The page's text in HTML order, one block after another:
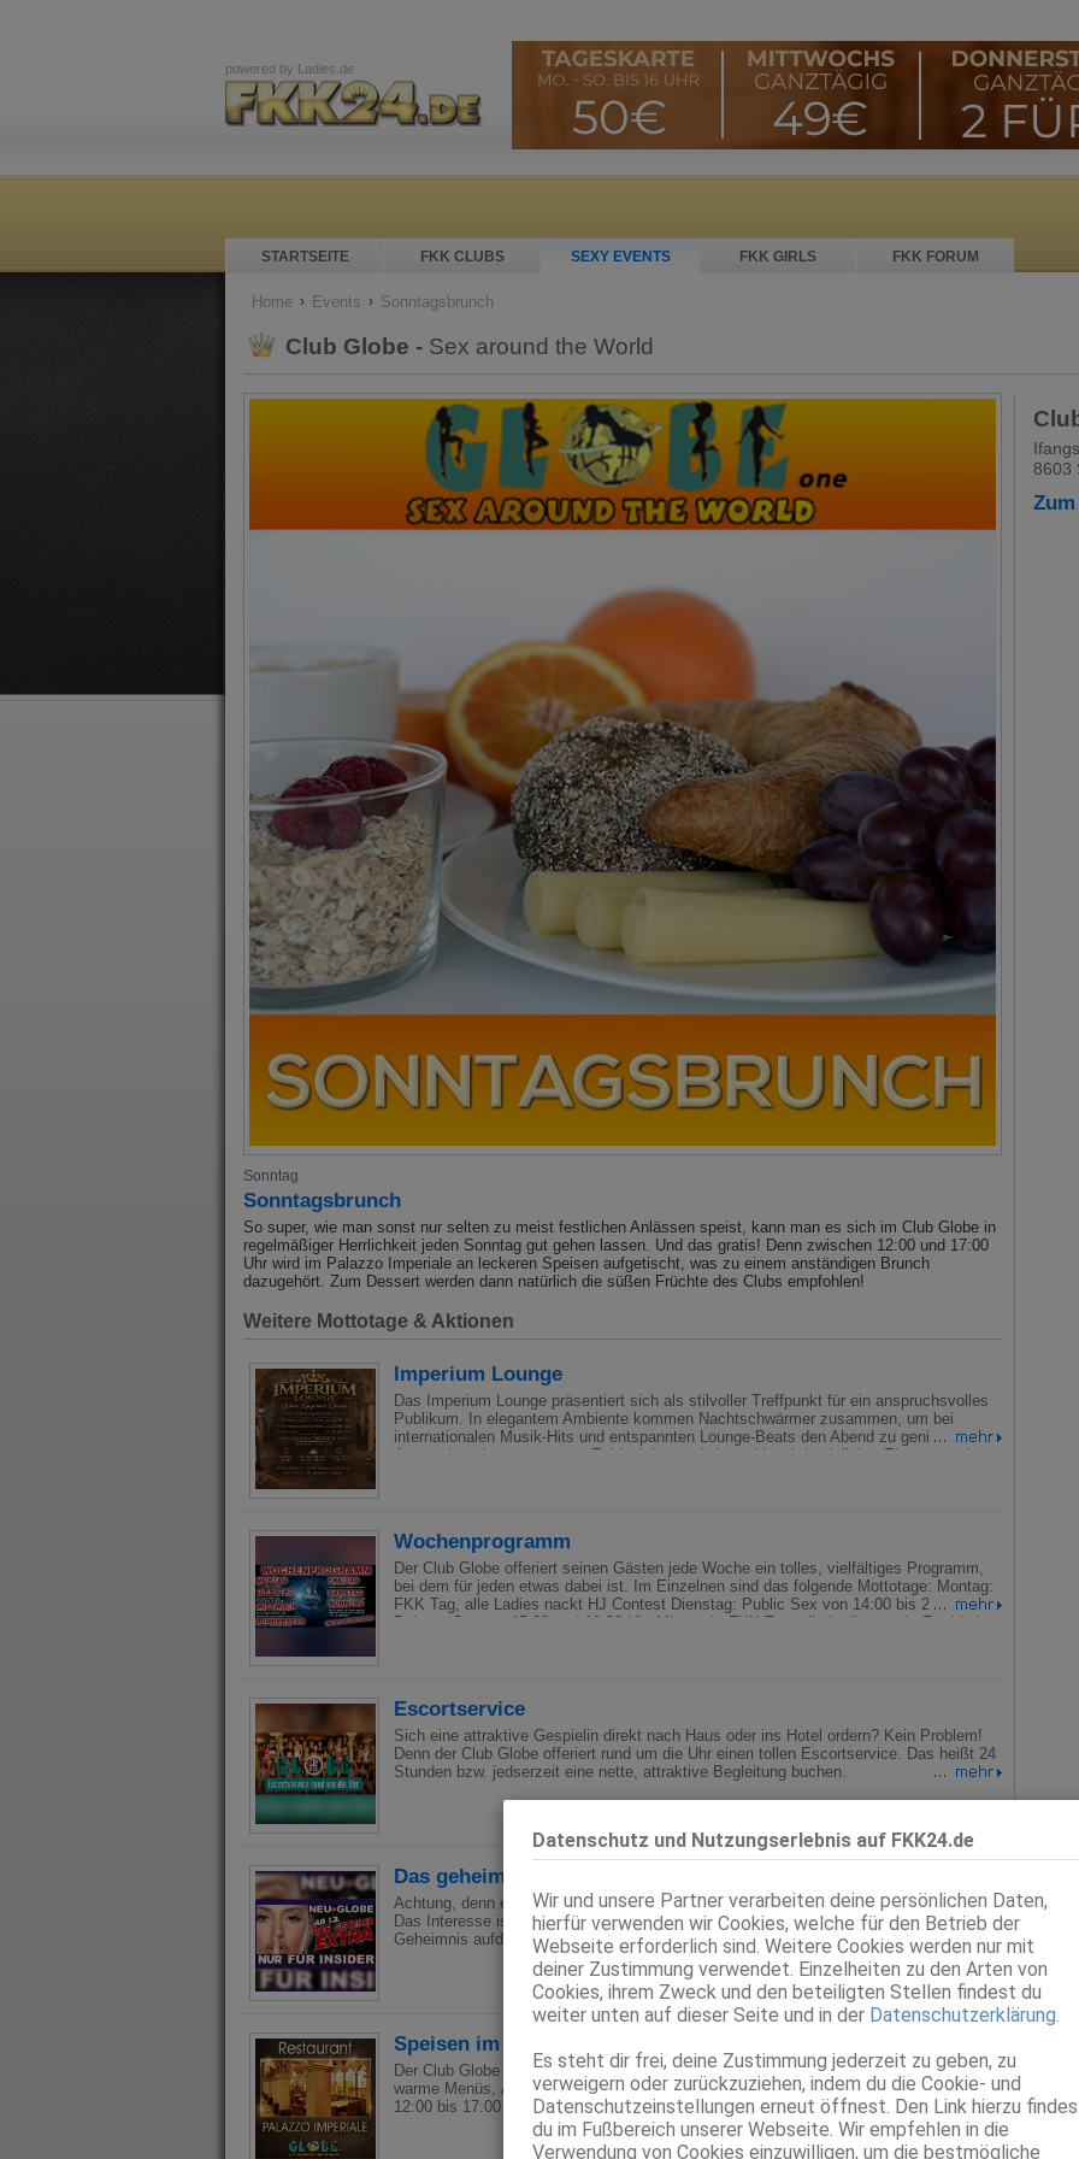
Datenschutz und Nutzungserlebnis auf FKK24.de
Wir und unsere Partner verarbeiten deine persönlichen Daten,
hierfür verwenden wir Cookies, welche für den Betrieb der
Webseite erforderlich sind. Weitere Cookies werden nur mit
deiner Zustimmung verwendet. Einzelheiten zu den Arten von
Cookies, ihrem Zweck und den beteiligten Stellen findest du
weiter unten auf dieser Seite und in der Datenschutzerklärung.
Es steht dir frei, deine Zustimmung jederzeit zu geben, zu
verweigern oder zurückzuziehen, indem du die Cookie- und
Datenschutzeinstellungen erneut öffnest. Den Link hierzu
du im Fußbereich unserer Webseite. Wir empfehlen in die
Verwendung von Cookies einzuwilligen, um die bestmögliche
powered by Ladies.de
STARTSEITE FKK CLUBS SEXY EVENTS FKK GIRLS FKK FORUM
Home Events Sonntagsbrunch
Club Globe - Sex around the World
Sonntag
Sonntagsbrunch
So super, wie man sonst nur selten zu meist festlichen Anlässen speist, kann man es sich im Club Globe in
regelmäßiger Herrlichkeit jeden Sonntag gut gehen lassen. Und das gratis! Denn zwischen 12:00 und 17:00
Uhr wird im Palazzo Imperiale an leckeren Speisen aufgetischt, was zu einem anständigen Brunch
dazugehört. Zum Dessert werden dann natürlich die süßen Früchte des Clubs empfohlen!
Weitere Mottotage & Aktionen
Imperium Lounge
Das Imperium Lounge präsentiert sich als stilvoller Treffpunkt für ein anspruchsvolles
Publikum. In elegantem Ambiente kommen Nachtschwärmer zusammen, um bei
internationalen Musik-Hits und entspannten Lounge-Beats den Abend zu genießen. Die
Atmosphäre ist geprägt von Exklusivität und einem Hauch königlicher Eleganz – ein
Besuchern nicht nur erstklassige Musik, sondern auch köstliche Speisen, die bis spät
eleganten Dresscode gelegt, der das gehobene Konzept der Location unterstreicht. Mit
ihrer besonderen Mischung aus Genuss, Musik und stilvollem Flair etabliert sich die
Imperium Lounge als beliebter Treffpunkt für alle, die das Nachtleben in exklusiver
Atmosphäre erleben möchten.
Wochenprogramm
Der Club Globe offeriert seinen Gästen jede Woche ein tolles, vielfältiges Programm,
bei dem für jeden etwas dabei ist. Im Einzelnen sind das folgende Mottotage: Montag:
FKK Tag, alle Ladies nackt HJ Contest Dienstag: Public Sex von 14:00 bis 22:00 Uhr.
Bühnen Contest 15:00 und 19:30 Uhr Mittwoch: FKK Tag, alle Ladies nackt Zwei heisse
Nonstop Showprogramm. Sonntag: Bikini Tag! Alle Damen im sexy Bikini. Erotik
Escortservice
Sich eine attraktive Gespielin direkt nach Haus oder ins Hotel ordern? Kein Problem!
Denn der Club Globe offeriert rund um die Uhr einen tollen Escortservice. Das heißt 24
Stunden bzw. jedserzeit eine nette, attraktive Begleitung buchen.
Das geheime Extra
Achtung, denn es ist geheim! Doch nicht so geheim, dass man nicht drüber reden darf.
Das Interesse ist geweckt - jetzt wird es Zeit, dass man den Club besucht und das
Geheimnis aufdeckt!
Speisen im Palazzo Imperiale
Der Club Globe offeriert seinen Gästen täglich zwei verschiedene frisch zubereitete
warme Menüs, À-la-carte-Essen und eine erlesene Weinkarte. Sonntags gibt es von
12:00 bis 17:00 Uhr zudem ein großes Brunch.
8603